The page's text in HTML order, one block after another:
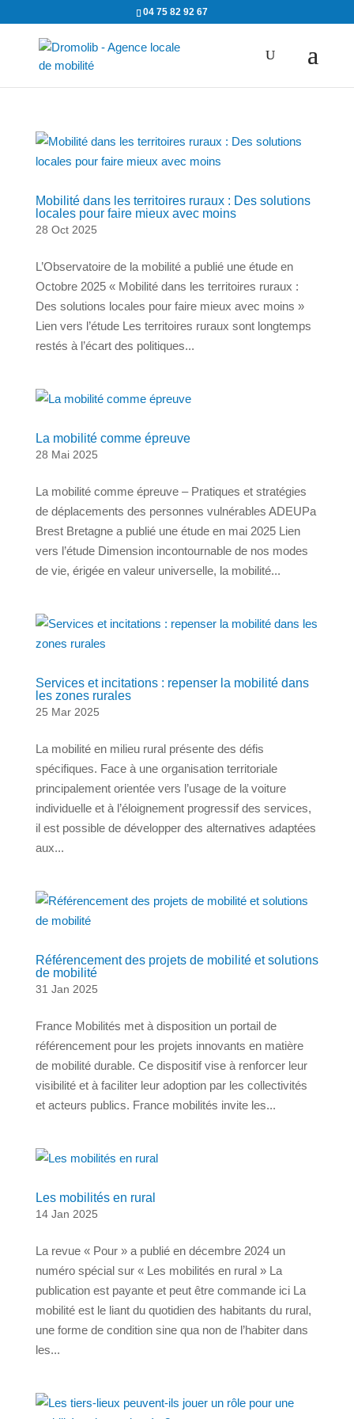
04 75 82 92 67
Mobilité dans les territoires ruraux : Des solutions
locales pour faire mieux avec moins
28 Oct 2025
L’Observatoire de la mobilité a publié une étude en
Octobre 2025 « Mobilité dans les territoires ruraux :
Des solutions locales pour faire mieux avec moins »
Lien vers l’étude Les territoires ruraux sont longtemps
restés à l’écart des politiques...
La mobilité comme épreuve
28 Mai 2025
La mobilité comme épreuve – Pratiques et stratégies
de déplacements des personnes vulnérables ADEUPa
Brest Bretagne a publié une étude en mai 2025 Lien
vers l’étude Dimension incontournable de nos modes
de vie, érigée en valeur universelle, la mobilité...
Services et incitations : repenser la mobilité dans
les zones rurales
25 Mar 2025
La mobilité en milieu rural présente des défis
spécifiques. Face à une organisation territoriale
principalement orientée vers l’usage de la voiture
individuelle et à l’éloignement progressif des services,
il est possible de développer des alternatives adaptées
aux...
Référencement des projets de mobilité et solutions
de mobilité
31 Jan 2025
France Mobilités met à disposition un portail de
référencement pour les projets innovants en matière
de mobilité durable. Ce dispositif vise à renforcer leur
visibilité et à faciliter leur adoption par les collectivités
et acteurs publics. France mobilités invite les...
Les mobilités en rural
14 Jan 2025
La revue « Pour » a publié en décembre 2024 un
numéro spécial sur « Les mobilités en rural » La
publication est payante et peut être commande ici La
mobilité est le liant du quotidien des habitants du rural,
une forme de condition sine qua non de l’habiter dans
les...